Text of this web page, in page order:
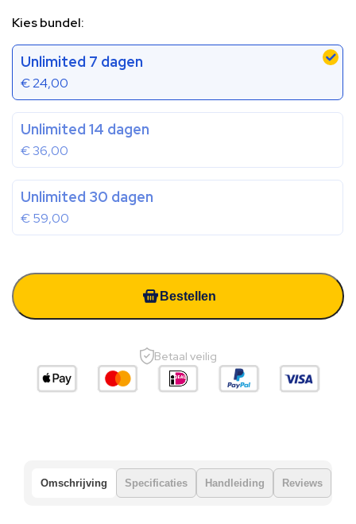
Kies bundel:
Unlimited 7 dagen
€24,00
Unlimited 14 dagen
€36,00
Unlimited 30 dagen
€59,00
Bestellen
Betaal veilig
Omschrijving Specificaties Handleiding Reviews